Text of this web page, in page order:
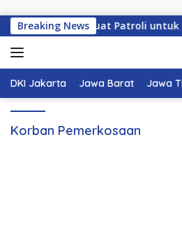
Breaking News
Polres Ciamis Perkuat Patroli
DKI Jakarta Jawa Barat Jawa
Korban Pemerkosaan